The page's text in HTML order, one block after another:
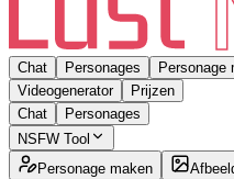
Chat Personages Personage
Videogenerator
Prijzen
Chat
Personages
NSFW Tool
Personage maken